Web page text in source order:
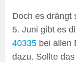
Doch es drängt
5. Juni gibt es
40335 bei allen
dazu. Sollte